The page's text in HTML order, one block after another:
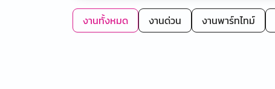
งานทั้งหมด งานด่วน งานพาร์ทไทม์